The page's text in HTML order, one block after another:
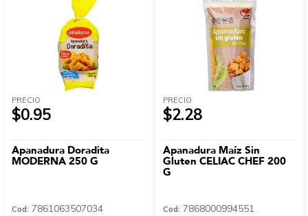
PRECIO
$0.95
Apanadura Doradita
MODERNA 250 G
Cod: 7861063507034
PRECIO
$2.28
Apanadura Maíz Sin
Gluten CELIAC CHEF 200
G
Cod: 7868000994551